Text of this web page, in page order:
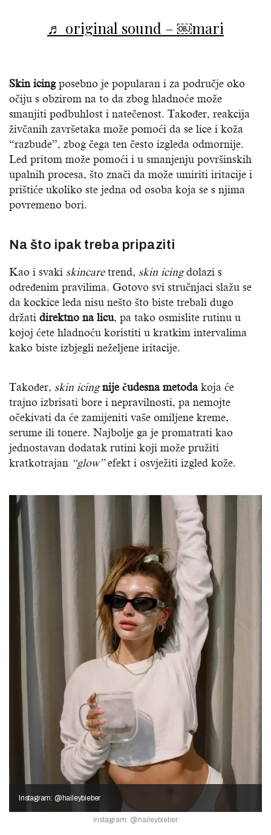
♬ original sound – ￼mari
Skin icingposebno je popularan i za područje oko
očiju s obzirom na to da zbog hladnoće može
smanjiti podbuhlost i natečenost. Također, reakcija
živčanih završetaka može pomoći da se lice i koža
“razbude”, zbog čega ten često izgleda odmornije.
Led pritom može pomoći i u smanjenju površinskih
upalnih procesa, što znači da može umiriti iritacije i
prištiće ukoliko ste jedna od osoba koja se s njima
povremeno bori.
Na što ipak treba pripaziti
Kao i svaki skincaretrend, skin icingdolazi s
određenim pravilima. Gotovo svi stručnjaci slažu se
da kockice leda nisu nešto što biste trebali dugo
držati direktno na licu, pa tako osmislite rutinu u
kojoj ćete hladnoću koristiti u kratkim intervalima
kako biste izbjegli neželjene iritacije.
Također, skin icing nije čudesna metodakoja će
trajno izbrisati bore i nepravilnosti, pa nemojte
očekivati da će zamijeniti vaše omiljene kreme,
serume ili tonere. Najbolje ga je promatrati kao
jednostavan dodatak rutini koji može pružiti
kratkotrajan “glow”efekt i osvježiti izgled kože.
Instagram: @haileybieber
Instagram: @haileybieber